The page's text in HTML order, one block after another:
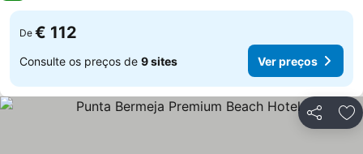
De € 112
Consulte os preços de 9 sites Ver preços
Partilhar